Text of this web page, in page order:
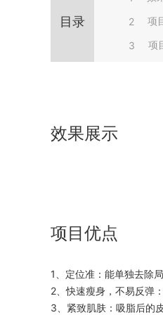
目录 2 项
3 项
效果展示
项目优点
1、定位准：能单独去除
2、快速瘦身，不易反弹
3、紧致肌肤：吸脂后的